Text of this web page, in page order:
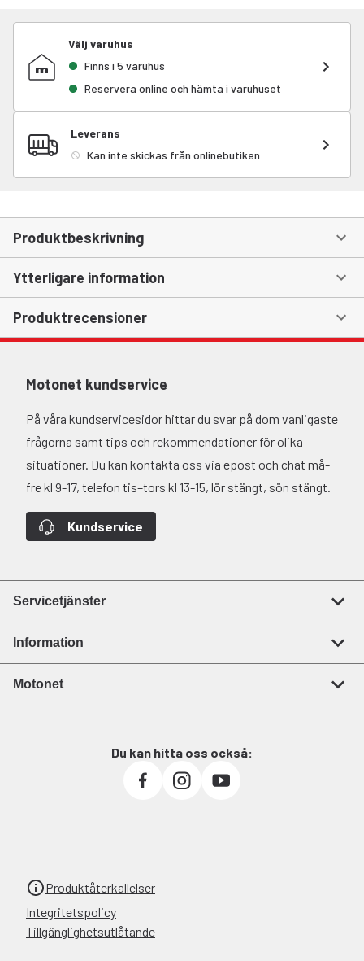
Välj varuhus
Finns i 5 varuhus
Reservera online och hämta i varuhuset
Leverans
Kan inte skickas från onlinebutiken
Produktbeskrivning
Ytterligare information
Produktrecensioner
Motonet kundservice
På våra kundservicesidor hittar du svar på dom vanligaste
frågorna samt tips och rekommendationer för olika
situationer. Du kan kontakta oss via epost och chat må-
fre kl 9-17, telefon tis–tors kl 13-15, lör stängt, sön stängt.
Kundservice
Servicetjänster
Information
Motonet
Du kan hitta oss också:
Produktåterkallelser
Integritetspolicy
Tillgänglighetsutlåtande